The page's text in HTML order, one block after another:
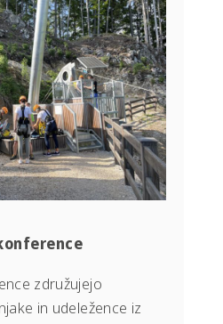
združujejo
in udeležence iz